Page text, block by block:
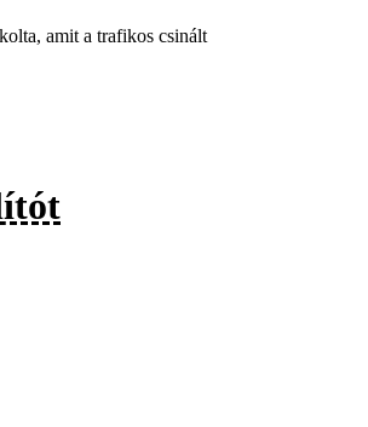
amit a trafikos csinált